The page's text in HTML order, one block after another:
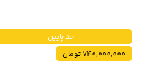
740,000,000 تومان
حد پایین